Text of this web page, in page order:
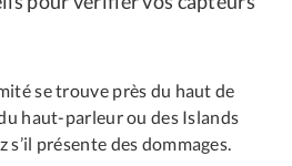
se trouve près du haut de
haut-parleur ou des Islands
présente des dommages.